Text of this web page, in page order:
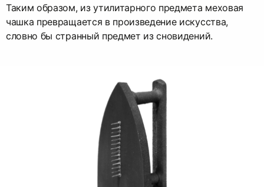
Таким образом, из утилитарного предмета меховая
чашка превращается в произведение искусства,
словно бы странный предмет из сновидений.